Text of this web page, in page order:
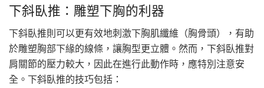
下斜臥推：雕塑下胸的利器
下斜臥推則可以更有效地刺激下胸肌纖維（胸骨頭），有助
於雕塑胸部下緣的線條，讓胸型更立體。然而，下斜臥推對
肩關節的壓力較大，因此在進行此動作時，應特別注意安
全。下斜臥推的技巧包括：